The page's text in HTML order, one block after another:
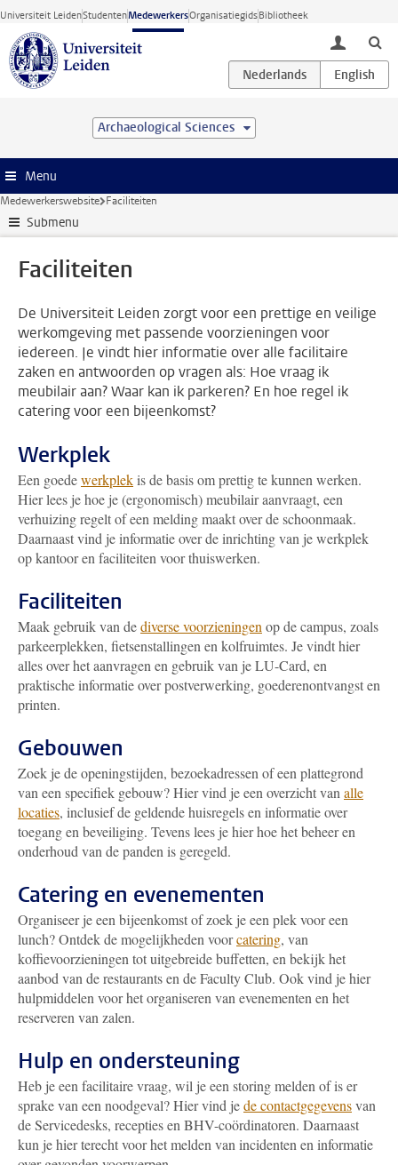
Ga direct naar de inhoud
Universiteit LeidenStudentenMedewerkersOrganisatiegidsBibliotheek
toggle
Archaeological Sciences
Menu
Medewerkerswebsite Faciliteiten
Submenu
Faciliteiten
De Universiteit Leiden zorgt voor een prettige en veilige
werkomgeving met passende voorzieningen voor
iedereen. Je vindt hier informatie over alle facilitaire
zaken en antwoorden op vragen als: Hoe vraag ik
meubilair aan? Waar kan ik parkeren? En hoe regel ik
catering voor een bijeenkomst?
Werkplek
Een goedewerkplekis de basis om prettig te kunnen werken.
Hier lees je hoe je (ergonomisch) meubilair aanvraagt, een
verhuizing regelt of een melding maakt over de schoonmaak.
Daarnaast vind je informatie over de inrichting van je werkplek
op kantoor en faciliteiten voor thuiswerken.
Faciliteiten
Maak gebruik van dediverse voorzieningen op de campus, zoals
parkeerplekken, fietsenstallingen en kolfruimtes. Je vindt hier
alles over het aanvragen en gebruik van je LU-Card, en
praktische informatie over postverwerking, goederenontvangst en
printen.
Gebouwen
Zoek je de openingstijden, bezoekadressen of een plattegrond
van een specifiek gebouw? Hier vind je een overzicht van alle
locaties, inclusief de geldende huisregels en informatie over
toegang en beveiliging. Tevens lees je hier hoe het beheer en
onderhoud van de panden is geregeld.
Catering en evenementen
Organiseer je een bijeenkomst of zoek je een plek voor een
lunch? Ontdek de mogelijkheden voorcatering, van
koffievoorzieningen tot uitgebreide buffetten, en bekijk het
aanbod van de restaurants en de Faculty Club. Ook vind je hier
hulpmiddelen voor het organiseren van evenementen en het
reserveren van zalen.
Hulp en ondersteuning
Heb je een facilitaire vraag, wil je een storing melden of is er
sprake van een noodgeval? Hier vind jede contactgegevensvan
de Servicedesks, recepties en BHV-coördinatoren. Daarnaast
kun je hier terecht voor het melden van incidenten en informatie